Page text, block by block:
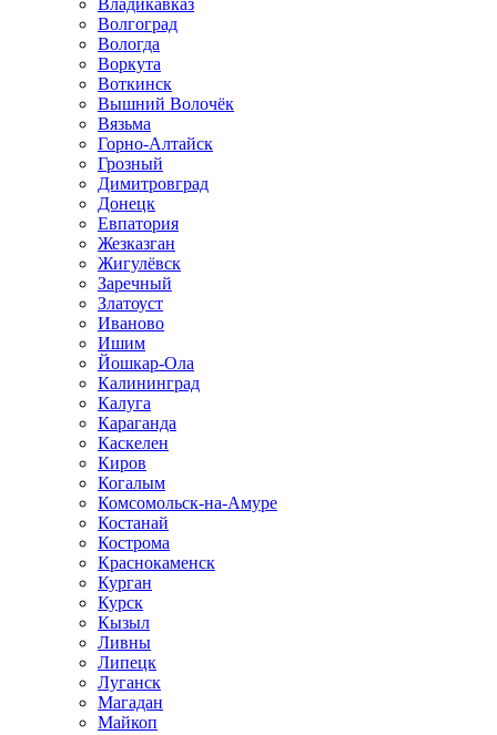
Владикавказ
Волгоград
Вологда
Воркута
Воткинск
Вышний Волочёк
Вязьма
Горно-Алтайск
Грозный
Димитровград
Донецк
Евпатория
Жезказган
Жигулёвск
Заречный
Златоуст
Иваново
Ишим
Йошкар-Ола
Калининград
Калуга
Караганда
Каскелен
Киров
Когалым
Комсомольск-на-Амуре
Костанай
Кострома
Краснокаменск
Курган
Курск
Кызыл
Ливны
Липецк
Луганск
Магадан
Майкоп